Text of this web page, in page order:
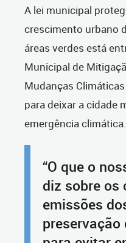
A lei municipal
crescimento urbano
áreas verdes está
Municipal de
Mudanças
para deixar a cidade
emergência climática.
“O que o
diz sobre os
emissões